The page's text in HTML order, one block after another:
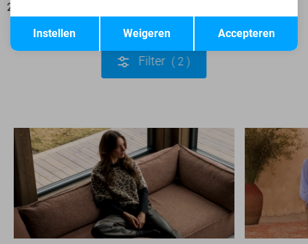
25,50
Filter 2
Terug
Opslaan
Accepteren
Weigeren
Instellen